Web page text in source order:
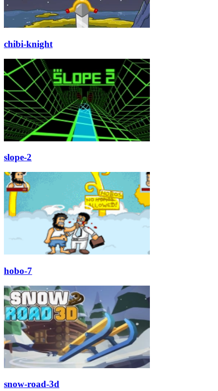
chibi-knight
slope-2
hobo-7
snow-road-3d